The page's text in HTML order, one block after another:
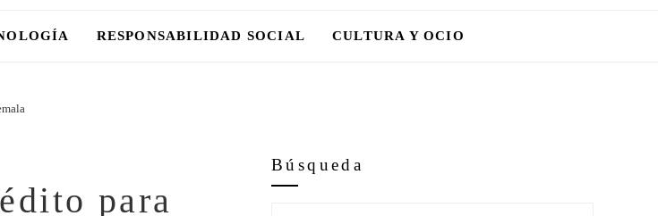
RESPONSABILIDAD SOCIAL CULTURA Y OCIO
para
Búsqueda